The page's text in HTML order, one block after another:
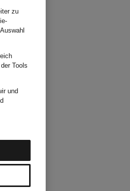
zu
Tools
und